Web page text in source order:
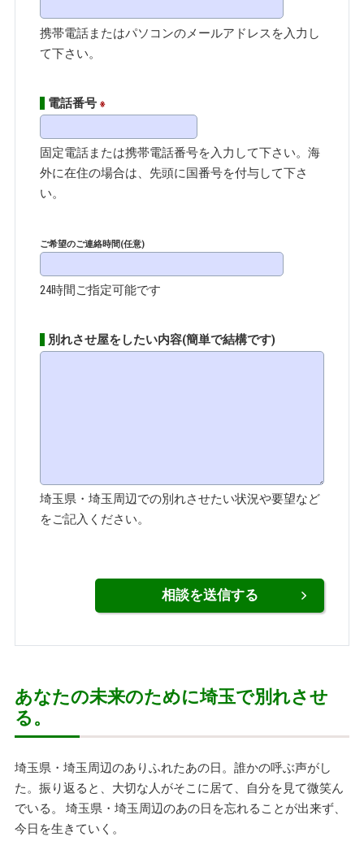
携帯電話またはパソコンのメールアドレスを入力し
て下さい。
電話番号 ※
固定電話または携帯電話番号を入力して下さい。海
外に在住の場合は、先頭に国番号を付与して下さ
い。
ご希望のご連絡時間(任意)
24時間ご指定可能です
別れさせ屋をしたい内容(簡単で結構です)
埼玉県・埼玉周辺での別れさせたい状況や要望など
をご記入ください。
あなたの未来のために埼玉で別れさせ
る。
埼玉県・埼玉周辺のありふれたあの日。誰かの呼ぶ声がし
た。振り返ると、大切な人がそこに居て、自分を見て微笑ん
でいる。 埼玉県・埼玉周辺のあの日を忘れることが出来ず、
今日を生きていく。